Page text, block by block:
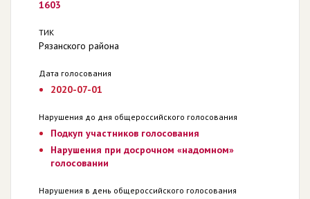
1603
ТИК
Рязанского района
Дата голосования
2020-07-01
Нарушения до дня общероссийского голосования
Подкуп участников голосования
Нарушения при досрочном «надомном»
голосовании
Нарушения в день общероссийского голосования